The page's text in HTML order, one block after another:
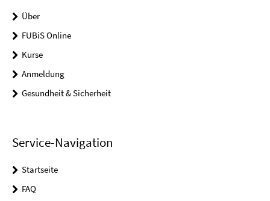
Über
FUBiS Online
Kurse
Anmeldung
Gesundheit & Sicherheit
Service-Navigation
Startseite
FAQ